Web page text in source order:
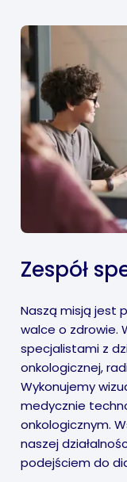
Zespół
Naszą misją jest
walce o zdrowie.
specjalistami z
onkologicznej,
Wykonujemy
medycznie
onkologicznym.
naszej
podejściem do